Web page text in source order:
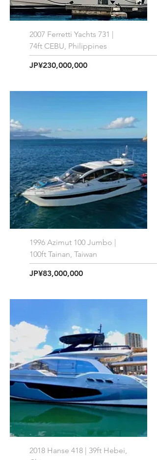
2007 Ferretti Yachts 731 |
74ft CEBU, Philippines
価格
JP¥230,000,000
1996 Azimut 100 Jumbo |
100ft Tainan, Taiwan
価格
JP¥83,000,000
2018 Hanse 418 | 39ft Hebei,